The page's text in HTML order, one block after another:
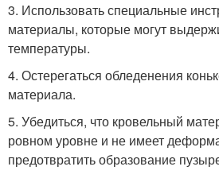
3. Использовать специальные
материалы, которые могут
температуры.
4. Остерегаться обледенения
материала.
5. Убедиться, что кровельный
ровном уровне и не имеет
предотвратить образование